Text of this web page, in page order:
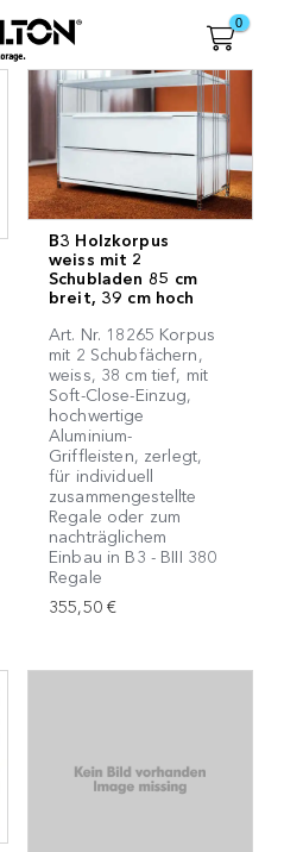
0
B3 Holzkorpus
weiss mit 2
Schubladen 85 cm
breit, 39 cm hoch
Art. Nr. 18265 Korpus
mit 2 Schubfächern,
weiss, 38 cm tief, mit
Soft-Close-Einzug,
hochwertige
Aluminium-
Griffleisten, zerlegt,
für individuell
zusammengestellte
Regale oder zum
nachträglichem
Einbau in B3 - BIII 380
Regale
355,50 €